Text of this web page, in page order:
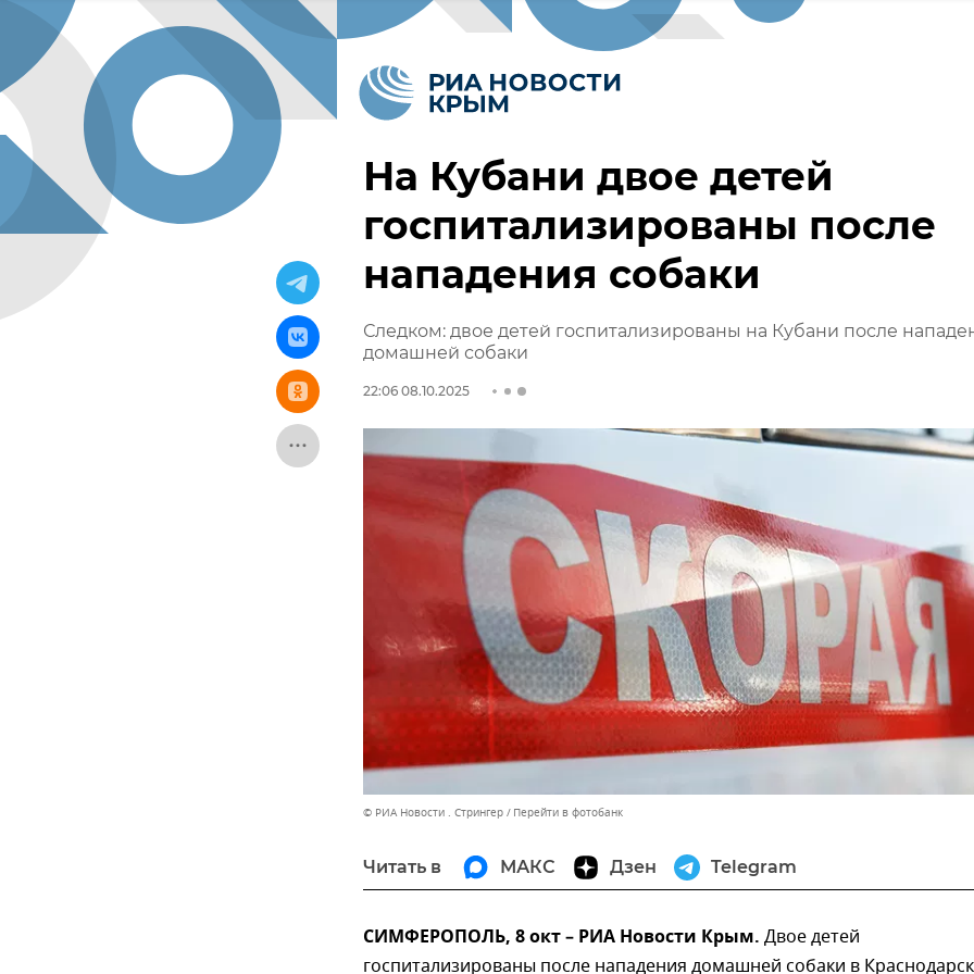
На Кубани двое детей
госпитализированы после
нападения собаки
Следком: двое детей госпитализированы на Кубани после
домашней собаки
22:06 08.10.2025
© РИА Новости . Стрингер Перейти в фотобанк
Читать в МАКС Дзен Telegram
СИМФЕРОПОЛЬ, 8 окт – РИА Новости Крым. Двое детей
госпитализированы после нападения домашней собаки в